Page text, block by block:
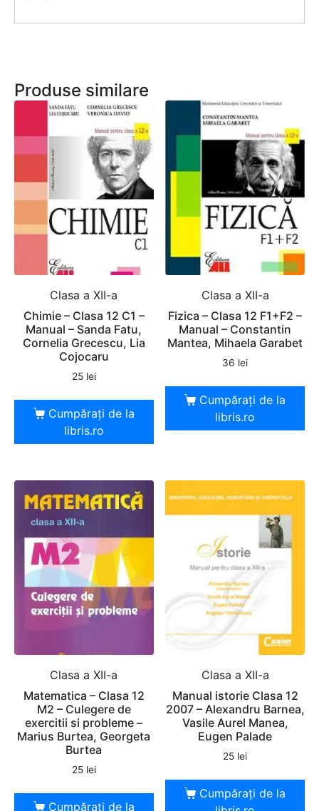
Produse similare
Clasa a XII-a
Chimie – Clasa 12 C1 –
Manual – Sanda Fatu,
Cornelia Grecescu, Lia
Cojocaru
25 lei
Cumpărați de la
libris.ro
Clasa a XII-a
Fizica – Clasa 12 F1+F2 –
Manual – Constantin
Mantea, Mihaela Garabet
36 lei
Cumpărați de la
libris.ro
Clasa a XII-a
Matematica – Clasa 12
M2 – Culegere de
exercitii si probleme –
Marius Burtea, Georgeta
Burtea
25 lei
Cumpărați de la
Clasa a XII-a
Manual istorie Clasa 12
2007 – Alexandru Barnea,
Vasile Aurel Manea,
Eugen Palade
25 lei
Cumpărați de la